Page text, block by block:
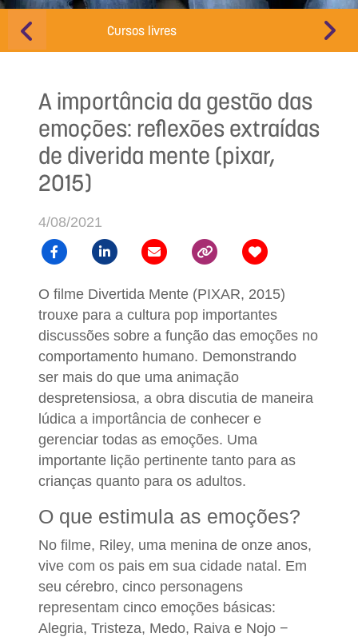
Cursos livres Educação
A importância da gestão das
emoções: reflexões extraídas
de diverida mente (pixar,
2015)
4/08/2021
O filme Divertida Mente (PIXAR, 2015)
trouxe para a cultura pop importantes
discussões sobre a função das emoções no
comportamento humano. Demonstrando
ser mais do que uma animação
despretensiosa, a obra discutia de maneira
lúdica a importância de conhecer e
gerenciar todas as emoções. Uma
importante lição pertinente tanto para as
crianças quanto para os adultos.
O que estimula as emoções?
No filme, Riley, uma menina de onze anos,
vive com os pais em sua cidade natal. Em
seu cérebro, cinco personagens
representam cinco emoções básicas:
Alegria, Tristeza, Medo, Raiva e Nojo −